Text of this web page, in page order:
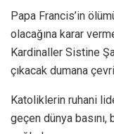
Papa Francis’in
olacağına karar
Kardinaller Sistine
çıkacak dumana
Katoliklerin ruhani
geçen dünya basını,